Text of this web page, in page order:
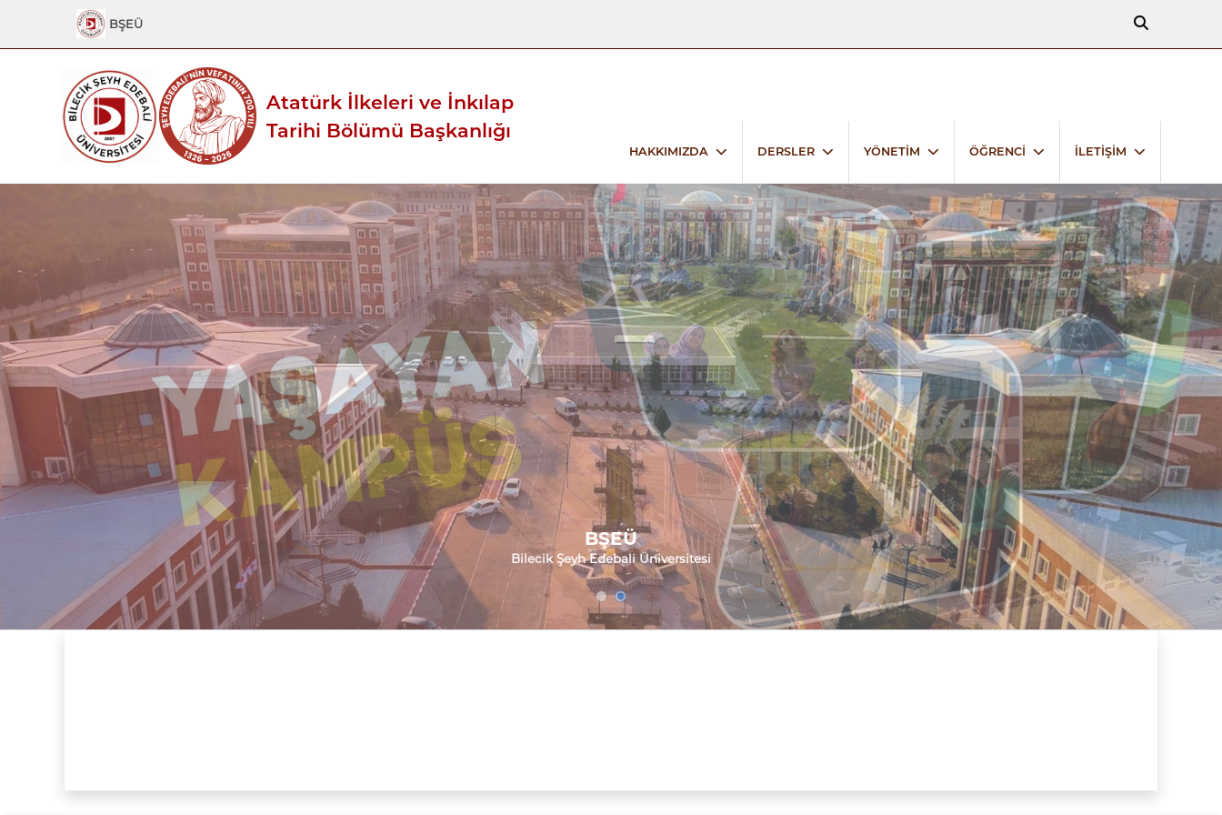
BŞEÜ
Atatürk İlkeleri ve İnkılap
Tarihi Bölümü Başkanlığı
HAKKIMIZDA DERSLER YÖNETİM ÖĞRENCİ İLETİŞİM
BŞEÜ
Bilecik Şeyh Edebali Üniversitesi
BŞEÜ
Bilecik Şeyh Edebali Üniversitesi